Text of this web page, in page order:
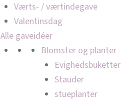
Værts- / værtindegave
Valentinsdag
Alle gaveidéer
Blomster og planter
Evighedsbuketter
Stauder
stueplanter